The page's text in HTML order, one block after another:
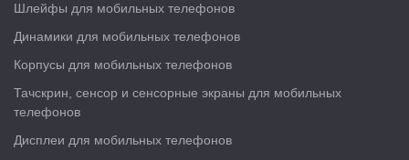
Шлейфы для мобильных телефонов
Динамики для мобильных телефонов
Корпусы для мобильных телефонов
Тачскрин, сенсор и сенсорные экраны для мобильных
телефонов
Дисплеи для мобильных телефонов